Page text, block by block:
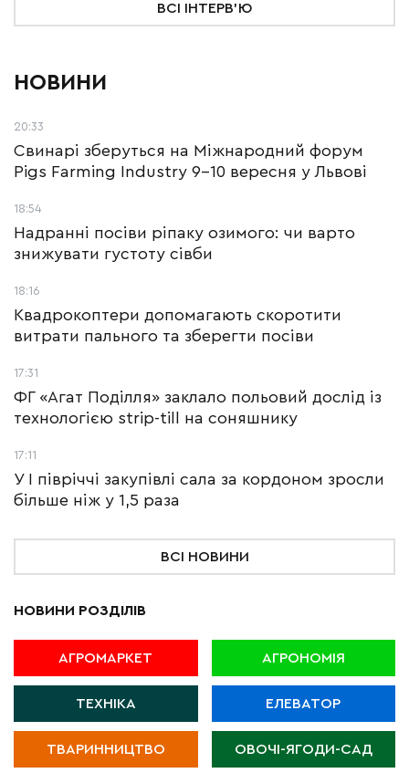
ВСІ ІНТЕРВ'Ю
НОВИНИ
20:33
Свинарі зберуться на Міжнародний форум
Pigs Farming Industry 9-10 вересня у Львові
18:54
Надранні посіви ріпаку озимого: чи варто
знижувати густоту сівби
18:16
Квадрокоптери допомагають скоротити
витрати пального та зберегти посіви
17:31
ФГ «Агат Поділля» заклало польовий дослід із
технологією strip-till на соняшнику
17:11
У І півріччі закупівлі сала за кордоном зросли
більше ніж у 1,5 раза
ВСІ НОВИНИ
НОВИНИ РОЗДІЛІВ
АГРОМАРКЕТ АГРОНОМІЯ
ТЕХНІКА ЕЛЕВАТОР
ТВАРИННИЦТВО ОВОЧІ-ЯГОДИ-САД